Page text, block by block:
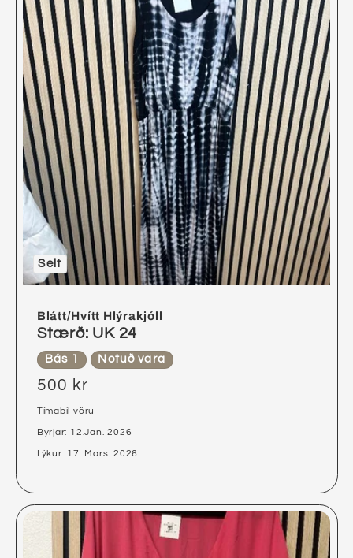
Selt
Blátt/Hvítt Hlýrakjóll
Stærð: UK 24
Bás 1 Notuð vara
500 kr
Tímabil vöru
Byrjar: 12.Jan. 2026
Lýkur: 17. Mars. 2026